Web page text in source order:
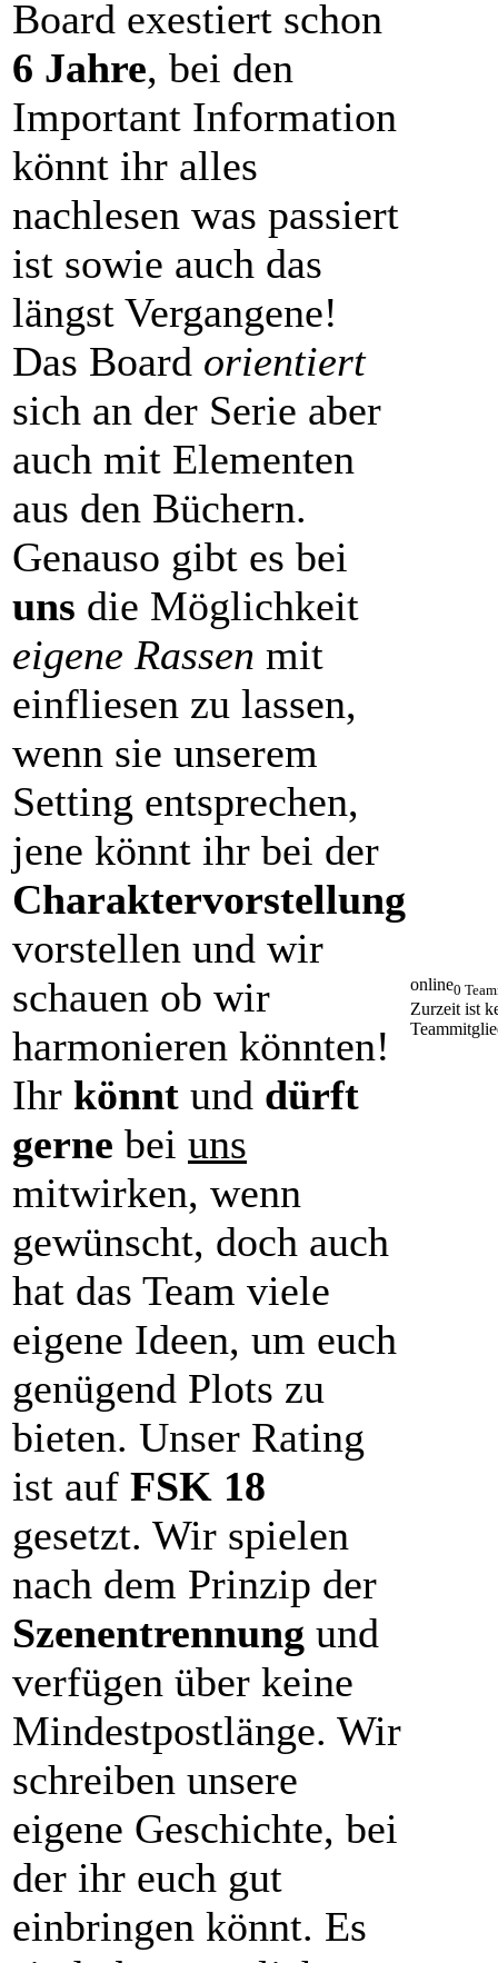
Board exestiert schon
6 Jahre, bei den
Important Information
könnt ihr alles
nachlesen was passiert
ist sowie auch das
längst Vergangene!
Das Board orientiert
sich an der Serie aber
auch mit Elementen
aus den Büchern.
Genauso gibt es bei
uns die Möglichkeit
eigene Rassen mit
einfliesen zu lassen,
wenn sie unserem
Setting entsprechen,
jene könnt ihr bei der
Charaktervorstellung
vorstellen und wir
schauen ob wir
harmonieren könnten!
Ihr könnt und dürft
gerne bei uns
mitwirken, wenn
gewünscht, doch auch
hat das Team viele
eigene Ideen, um euch
genügend Plots zu
bieten. Unser Rating
ist auf FSK 18
gesetzt. Wir spielen
nach dem Prinzip der
Szenentrennung und
verfügen über keine
Mindestpostlänge. Wir
schreiben unsere
eigene Geschichte, bei
der ihr euch gut
einbringen könnt. Es
online0
Zurzeit ist